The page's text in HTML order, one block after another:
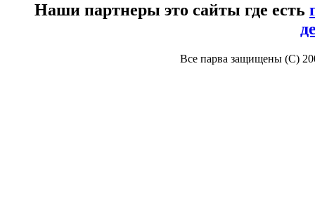
Наши партнеры это сайты где есть
Все парва защищены (С)